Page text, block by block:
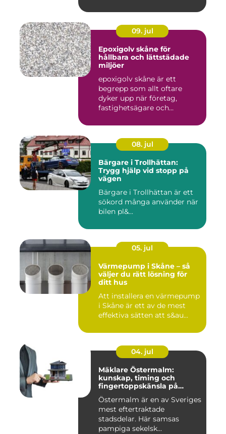
09. jul
Epoxigolv skåne för
hållbara och lättstädade
miljöer
epoxigolv skåne är ett
begrepp som allt oftare
dyker upp när företag,
fastighetsägare och
08. jul
Bärgare i Trollhättan:
Trygg hjälp vid stopp på
vägen
Bärgare i Trollhättan är ett
sökord många använder när
bilen pl&...
05. jul
Värmepump i Skåne – så
väljer du rätt lösning för
ditt hus
Att installera en värmepump
i Skåne är ett av de mest
effektiva sätten att s&au...
04. jul
Mäklare Östermalm:
kunskap, timing och
fingertoppskänsla på
stockholms mest klassiska
adress
Östermalm är en av Sveriges
mest eftertraktade
stadsdelar. Här samsas
pampiga sekelsk...